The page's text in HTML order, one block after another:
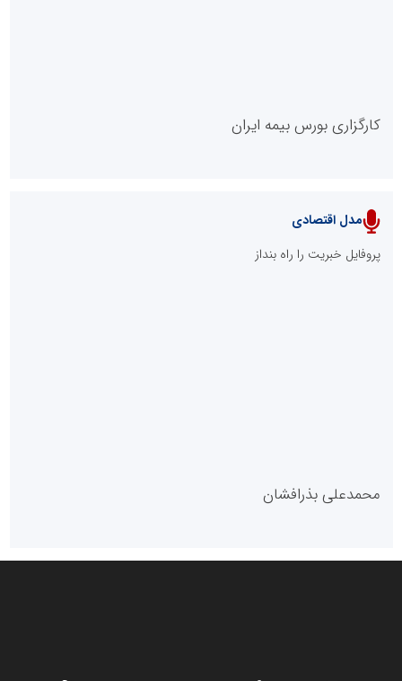
پایگاه خبری نهضت ملی مسکن
پایگاه خبری گفتمان یزد
کارگزاری بورس بیمه ایران
مدل اقتصادی
پروفایل خبریت را راه بنداز
محمدعلی بذرافشان